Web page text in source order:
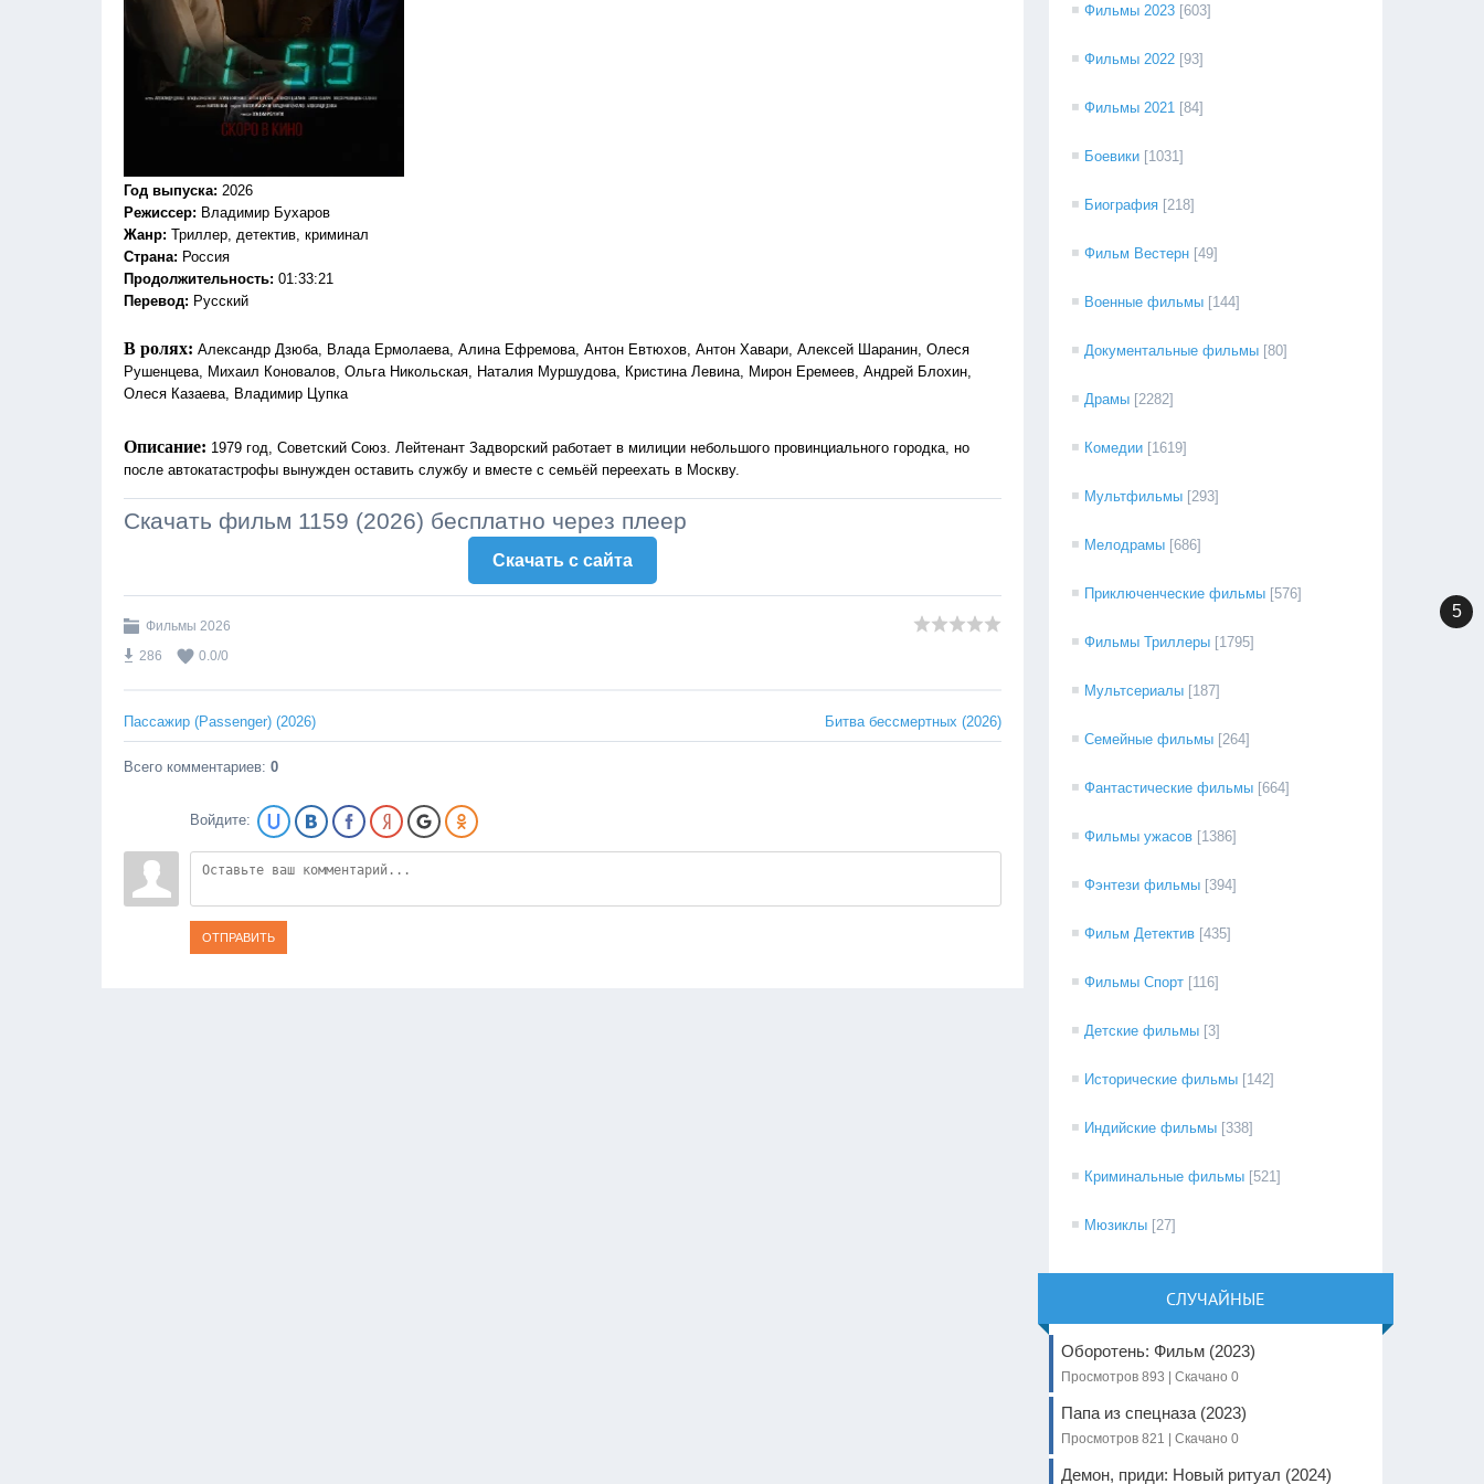
Год выпуска: 2026
Режиссер: Владимир Бухаров
Жанр: Триллер, детектив, криминал
Страна: Россия
Продолжительность: 01:33:21
Перевод: Русский
В ролях: Александр Дзюба, Влада Ермолаева, Алина Ефремова, Антон Евтюхов, Антон Хавари, Алексей Шаранин, Олеся
Рушенцева, Михаил Коновалов, Ольга Никольская, Наталия Муршудова, Кристина Левина, Мирон Еремеев, Андрей Блохин,
Олеся Казаева, Владимир Цупка
Описание: 1979 год, Советский Союз. Лейтенант Задворский работает в милиции небольшого провинциального городка, но
после автокатастрофы вынужден оставить службу и вместе с семьёй переехать в Москву.
Скачать фильм 1159 (2026) бесплатно через плеер
Скачать c сайта
Фильмы 2026
286
0.0/0
Пассажир (Passenger) (2026) Битва бессмертных (2026)
Всего комментариев: 0
Войдите:
ОТПРАВИТЬ
Фильмы 2023 [603]
Фильмы 2022 [93]
Фильмы 2021 [84]
Боевики [1031]
Биография [218]
Фильм Вестерн [49]
Военные фильмы [144]
Документальные фильмы [80]
Драмы [2282]
Комедии [1619]
Мультфильмы [293]
Мелодрамы [686]
Приключенческие фильмы [576]
Фильмы Триллеры [1795]
Мультсериалы [187]
Семейные фильмы [264]
Фантастические фильмы [664]
Фильмы ужасов [1386]
Фэнтези фильмы [394]
Фильм Детектив [435]
Фильмы Спорт [116]
Детские фильмы [3]
Исторические фильмы [142]
Индийские фильмы [338]
Криминальные фильмы [521]
Мюзиклы [27]
СЛУЧАЙНЫЕ
Оборотень: Фильм (2023)
Просмотров 893 | Скачано 0
Папа из спецназа (2023)
Просмотров 821 | Скачано 0
Демон, приди: Новый ритуал (2024)
5